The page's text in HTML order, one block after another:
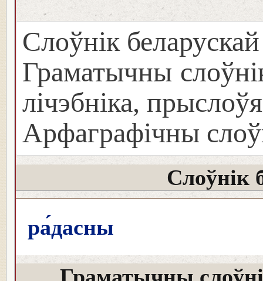
Слоўнік
Граматычны
лічэбніка, прыслоўя
Арфаграфічны
Слоўнік
ра́дасны
Граматычны